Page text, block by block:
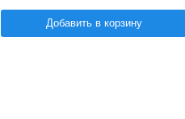
Добавить в корзину